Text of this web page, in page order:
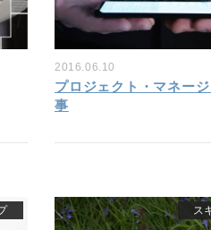
2016.06.10
プロジェクト・マネー
事
ス